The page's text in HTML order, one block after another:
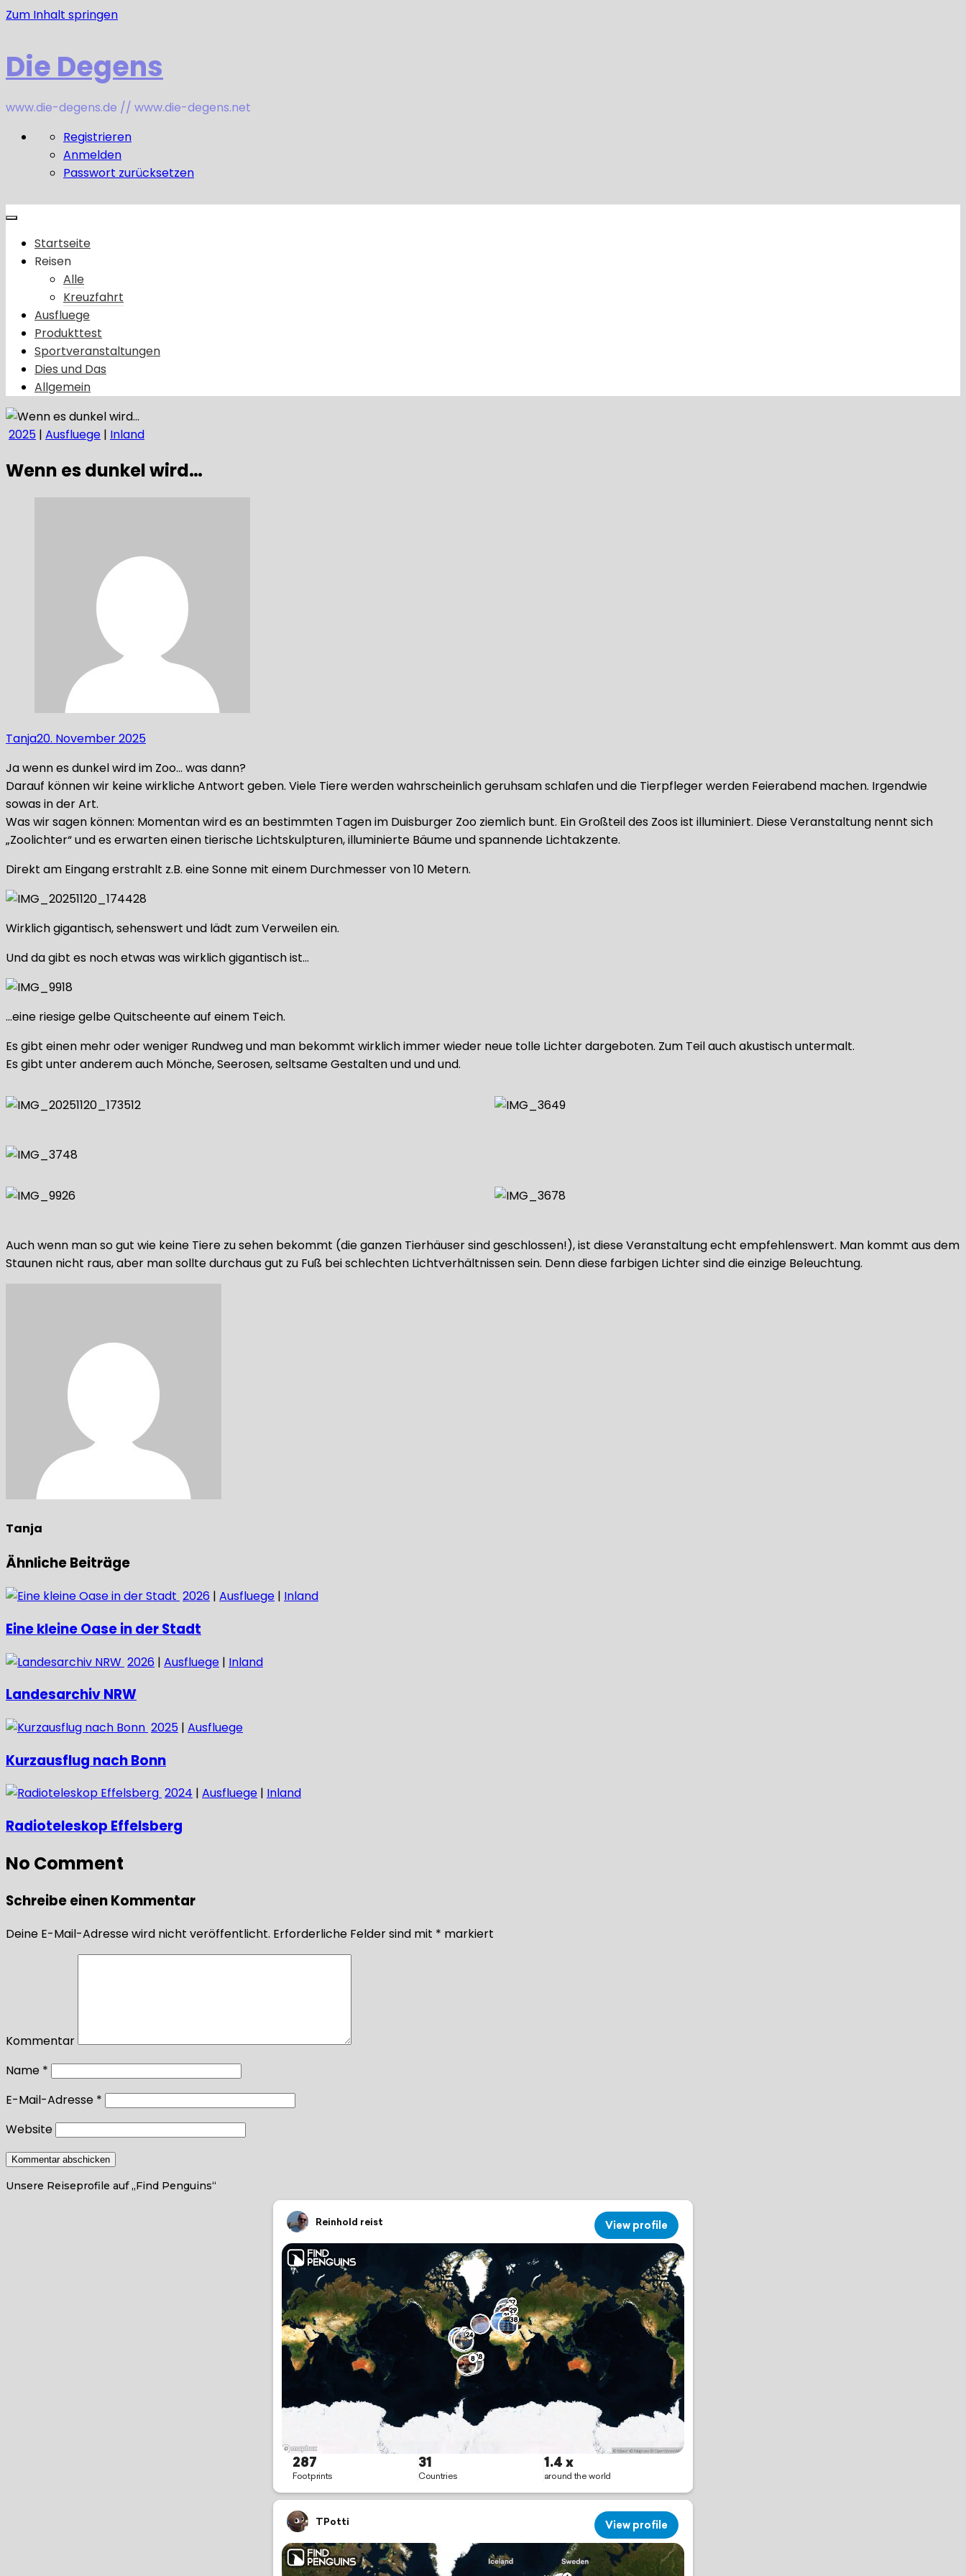
Zum Inhalt springen
Die Degens
www.die-degens.de // www.die-degens.net
Registrieren
Anmelden
Passwort zurücksetzen
Startseite
Reisen
Alle
Kreuzfahrt
Ausfluege
Produkttest
Sportveranstaltungen
Dies und Das
Allgemein
2025 | Ausfluege | Inland
Wenn es dunkel wird…
Tanja20. November 2025
Ja wenn es dunkel wird im Zoo… was dann?
Darauf können wir keine wirkliche Antwort geben. Viele Tiere werden wahrscheinlich geruhsam schlafen und die Tierpfleger werden Feierabend machen. Irgendwie
sowas in der Art.
Was wir sagen können: Momentan wird es an bestimmten Tagen im Duisburger Zoo ziemlich bunt. Ein Großteil des Zoos ist illuminiert. Diese Veranstaltung nennt sich
„Zoolichter“ und es erwarten einen tierische Lichtskulpturen, illuminierte Bäume und spannende Lichtakzente.
Direkt am Eingang erstrahlt z.B. eine Sonne mit einem Durchmesser von 10 Metern.
Wirklich gigantisch, sehenswert und lädt zum Verweilen ein.
Und da gibt es noch etwas was wirklich gigantisch ist…
…eine riesige gelbe Quitscheente auf einem Teich.
Es gibt einen mehr oder weniger Rundweg und man bekommt wirklich immer wieder neue tolle Lichter dargeboten. Zum Teil auch akustisch untermalt.
Es gibt unter anderem auch Mönche, Seerosen, seltsame Gestalten und und und.
Auch wenn man so gut wie keine Tiere zu sehen bekommt (die ganzen Tierhäuser sind geschlossen!), ist diese Veranstaltung echt empfehlenswert. Man kommt aus dem
Staunen nicht raus, aber man sollte durchaus gut zu Fuß bei schlechten Lichtverhältnissen sein. Denn diese farbigen Lichter sind die einzige Beleuchtung.
Tanja
Ähnliche Beiträge
2026 | Ausfluege | Inland
Eine kleine Oase in der Stadt
2026 | Ausfluege | Inland
Landesarchiv NRW
2025 | Ausfluege
Kurzausflug nach Bonn
2024 | Ausfluege | Inland
Radioteleskop Effelsberg
No Comment
Schreibe einen Kommentar
Deine E-Mail-Adresse wird nicht veröffentlicht. Erforderliche Felder sind mit * markiert
Kommentar
Name *
E-Mail-Adresse *
Website
Unsere Reiseprofile auf „Find Penguins“